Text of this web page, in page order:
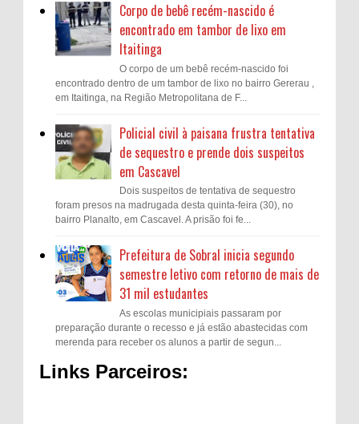
Corpo de bebê recém-nascido é
encontrado em tambor de lixo em
Itaitinga
O corpo de um bebê recém-nascido foi
encontrado dentro de um tambor de lixo no bairro Gererau ,
em Itaitinga, na Região Metropolitana de F...
Policial civil à paisana frustra tentativa
de sequestro e prende dois suspeitos
em Cascavel
Dois suspeitos de tentativa de sequestro
foram presos na madrugada desta quinta-feira (30), no
bairro Planalto, em Cascavel. A prisão foi fe...
Prefeitura de Sobral inicia segundo
semestre letivo com retorno de mais de
31 mil estudantes
As escolas municipiais passaram por
preparação durante o recesso e já estão abastecidas com
merenda para receber os alunos a partir de segun...
Links Parceiros: